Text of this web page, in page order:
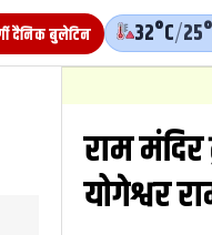
दैनिक बुलेटिन 32°C/
राम मंदिर
योगेश्वर